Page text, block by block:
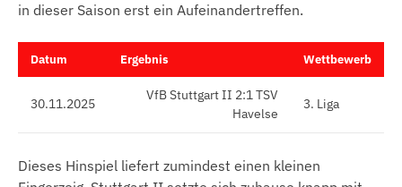
in dieser Saison erst ein Aufeinandertreffen.
Datum Ergebnis Wettbewerb
30.11.2025
VfB Stuttgart II 2:1 TSV
Havelse
3. Liga
Dieses Hinspiel liefert zumindest einen kleinen